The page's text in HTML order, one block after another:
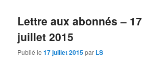
Lettre aux abonnés – 17
juillet 2015
Publié le17 juillet 2015par LS